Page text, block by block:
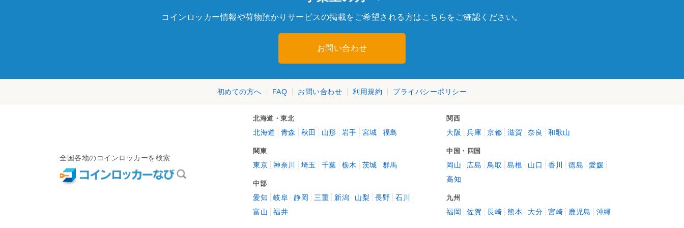
コインロッカー情報や荷物預かりサービスの掲載をご希望される方はこちらをご確認ください。
お問い合わせ
初めての方へ FAQ お問い合わせ 利用規約 プライバシーポリシー
全国各地のコインロッカーを検索
北海道・東北
北海道 青森 秋田 山形 岩手 宮城 福島
関東
東京 神奈川 埼玉 千葉 栃木 茨城 群馬
中部
愛知 岐阜 静岡 三重 新潟 山梨 長野
石川
富山
福井
関西
大阪 兵庫 京都 滋賀 奈良 和歌山
中国・四国
岡山 広島 鳥取 島根 山口 香川 徳島
愛媛
高知
九州
福岡 佐賀 長崎 熊本 大分 宮崎 鹿児島 沖縄